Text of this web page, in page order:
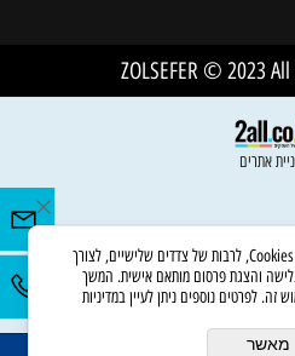
ZOLSEFER © 2023
אתרים
לידיעתך, באתרנו נעשה שימוש בקבצי Cookies, לרבות של צדדים שלישיים, לצורך
והצגת פרסום מותאם אישית. המשך
לפרטים נוספים ניתן לעיין במדיניות
מאשר